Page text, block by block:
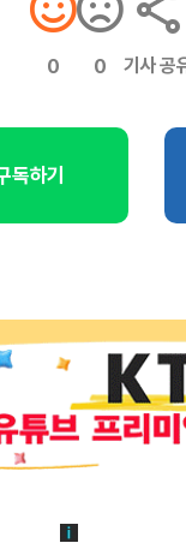
0 0 기사 공
독하기